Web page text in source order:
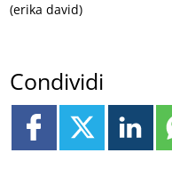
(erika david)
Condividi